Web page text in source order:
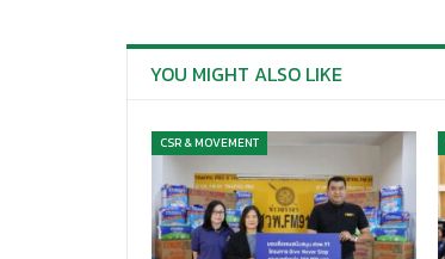
YOU MIGHT ALSO LIKE
CSR & MOVEMENT